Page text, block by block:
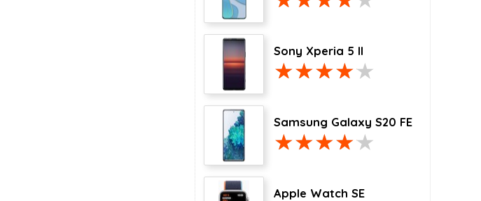
Sony Xperia 5 II
Samsung Galaxy S20 FE
Apple Watch SE